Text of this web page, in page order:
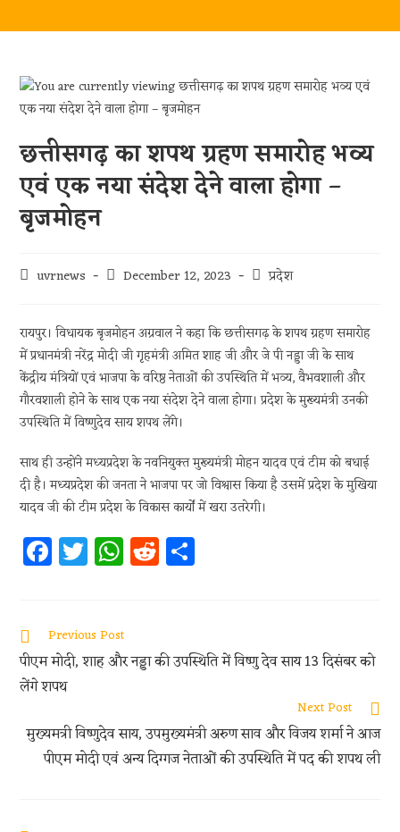
छत्तीसगढ़ का शपथ ग्रहण समारोह भव्य
एवं एक नया संदेश देने वाला होगा –
बृजमोहन
uvrnews December 12, 2023 प्रदेश
रायपुर। विधायक बृजमोहन अग्रवाल ने कहा कि छत्तीसगढ़ के शपथ ग्रहण समारोह
में प्रधानमंत्री नरेंद्र मोदी जी गृहमंत्री अमित शाह जी और जे पी नड्डा जी के साथ
केंद्रीय मंत्रियों एवं भाजपा के वरिष्ठ नेताओं की उपस्थिति में भव्य, वैभवशाली और
गौरवशाली होने के साथ एक नया संदेश देने वाला होगा। प्रदेश के मुख्यमंत्री उनकी
उपस्थिति में विष्णुदेव साय शपथ लेंगे।
साथ ही उन्होंने मध्यप्रदेश के नवनियुक्त मुख्यमंत्री मोहन यादव एवं टीम को बधाई
दी है। मध्यप्रदेश की जनता ने भाजपा पर जो विश्वास किया है उसमें प्रदेश के मुखिया
यादव जी की टीम प्रदेश के विकास कार्यों में खरा उतरेगी।
Fa
ce
oo
k
T
w
er
W
h
s
A
p
R
e
t
Previous Post
पीएम मोदी, शाह और नड्डा की उपस्थिति में विष्णु देव साय 13 दिसंबर को
लेंगे शपथ
Next Post
मुख्यमत्री विष्णुदेव साय, उपमुख्यमंत्री अरुण साव और विजय शर्मा ने आज
पीएम मोदी एवं अन्य दिग्गज नेताओं की उपस्थिति में पद की शपथ ली